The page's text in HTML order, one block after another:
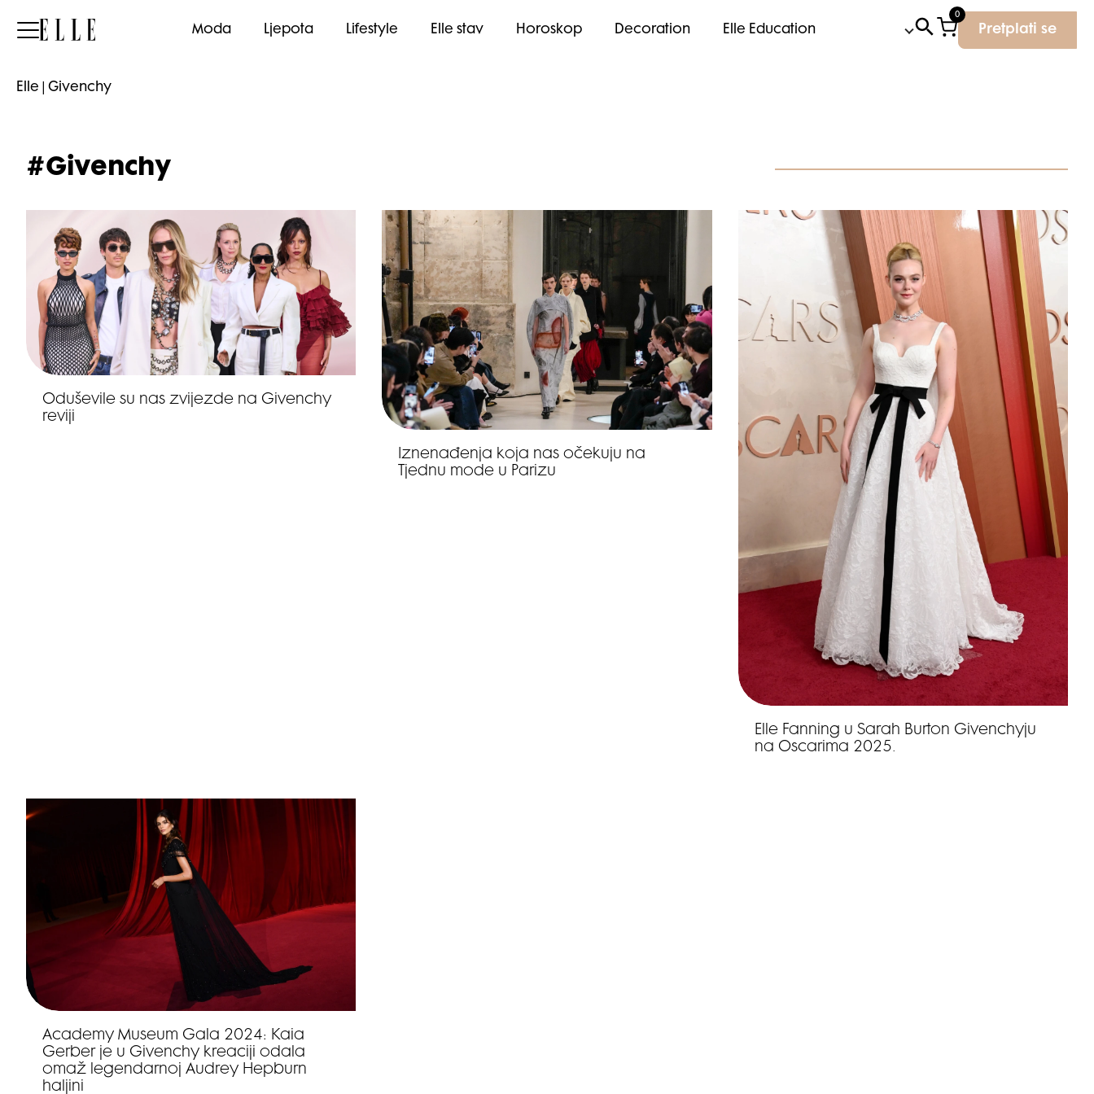
Elle Moda Ljepota Lifestyle Elle stav Horoskop Decoration Elle Education
0
Pretplati se
Elle Givenchy
#Givenchy
Oduševile su nas zvijezde na Givenchy
reviji
Iznenađenja koja nas očekuju na
Tjednu mode u Parizu
Elle Fanning u Sarah Burton Givenchyju
na Oscarima 2025.
Academy Museum Gala 2024: Kaia
Gerber je u Givenchy kreaciji odala
omaž legendarnoj Audrey Hepburn
haljini